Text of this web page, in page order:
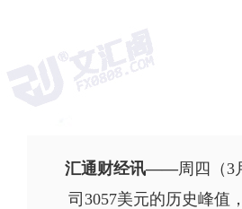
汇通财经讯——周四（3
司3057美元的历史峰值